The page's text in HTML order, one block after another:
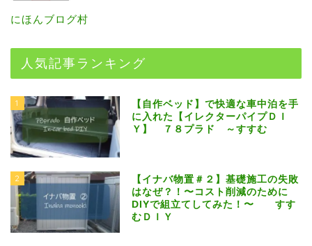
にほんブログ村
人気記事ランキング
1
【自作ベッド】で快適な車中泊を手
に入れた【イレクターパイプＤＩ
Ｙ】 ７８プラド ～すすむ
2
【イナバ物置＃２】基礎施工の失敗
はなぜ？！〜コスト削減のために
DIYで組立てしてみた！〜 すす
むＤＩＹ